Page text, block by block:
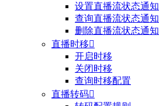
设置直播流状态通知
查询直播流状态通知
删除直播流状态通知
直播时移
开启时移
关闭时移
查询时移配置
直播转码